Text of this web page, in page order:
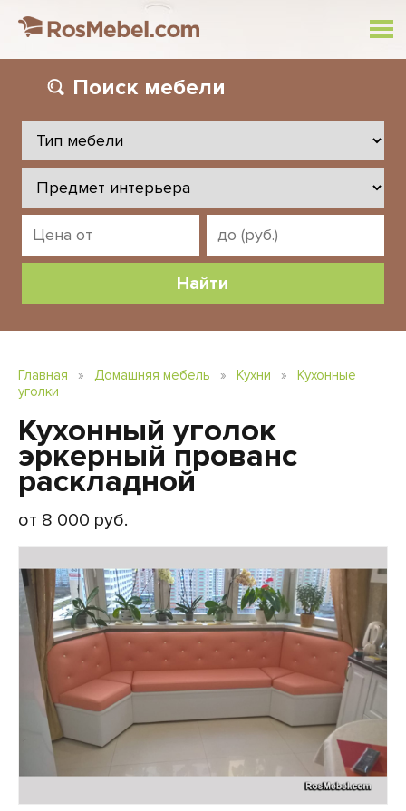
Поиск мебели
Главная » Домашняя мебель » Кухни »
Кухонные
уголки
Кухонный уголок
эркерный прованс
раскладной
от 8 000 руб.